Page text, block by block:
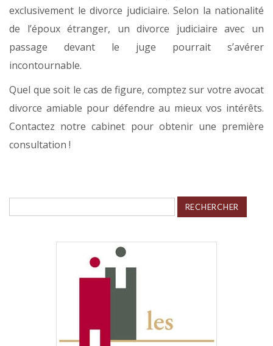
exclusivement le divorce judiciaire. Selon la nationalité
de l’époux étranger, un divorce judiciaire avec un
passage devant le juge pourrait s’avérer
incontournable.
Quel que soit le cas de figure, comptez sur votre avocat
divorce amiable pour défendre au mieux vos intérêts.
Contactez notre cabinet pour obtenir une première
consultation !
Rechercher :